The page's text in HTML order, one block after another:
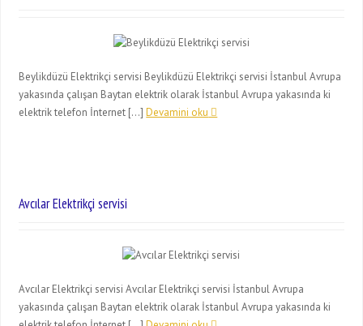
Beylikdüzü Elektrikçi servisi Beylikdüzü Elektrikçi servisi İstanbul Avrupa
yakasında çalışan Baytan elektrik olarak İstanbul Avrupa yakasında ki
elektrik telefon İnternet […]Devamini oku
Avcılar Elektrikçi servisi
Avcılar Elektrikçi servisi Avcılar Elektrikçi servisi İstanbul Avrupa
yakasında çalışan Baytan elektrik olarak İstanbul Avrupa yakasında ki